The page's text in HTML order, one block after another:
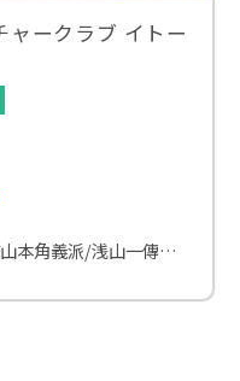
ークラブ イトー
石川智広（合気道/大東流山本角義派/浅山一傳流体術）